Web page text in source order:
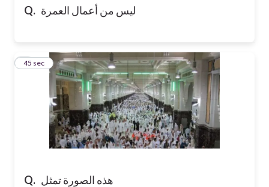
Q. ليس من أعمال العمرة
Q. هذه الصورة تمثل
3
45 sec